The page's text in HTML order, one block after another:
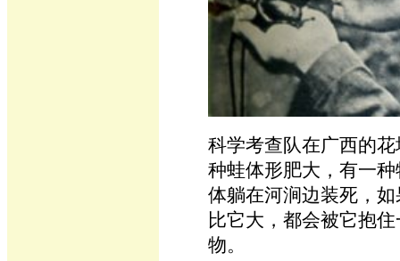
科学考查队在广西的
种蛙体形肥大，有一
体躺在河涧边装死，
比它大，都会被它抱
物。